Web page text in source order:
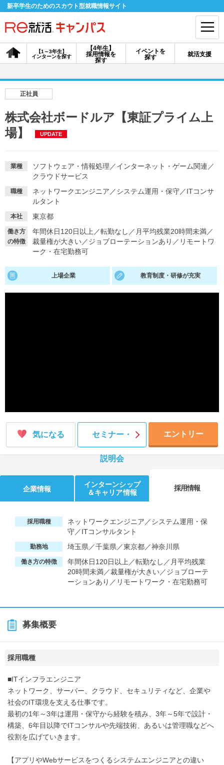
新卒学生のためのスカウト型就職情報サイト
【4年生】
採用情報を
探す
【1～3年生】
インターンを探す
イベントを
探す
就活支援
会員登録 ログイン
就活ノウハウ・サポート
就活支援 就活コラム
適職診断
あなたに合う仕事を診断！
就活チャンネル
動画で対策講座をチェック
正社員
株式会社ボードルア【東証プライム上
場】
UPDATE
業種 ソフトウェア・情報処理 ／インターネット・ゲーム関連 ／
クラウドサービス
職種 ネットワークエンジニア ／システム運用・保守／ITコンサ
ルタント
本社 東京都
働き方
の特徴
年間休日120日以上 ／転勤なし ／ 月平均残業20時間未満／
裁量権が大きい／ジョブローテーションあり ／ リモートワ
ーク・在宅勤務可
上場企業 教育制度・研修が充実
気になる セミナー・
説明会
エントリー
企業情報
インターンシップ
＆キャリア情報
採用情報
採用職種
ネットワークエンジニア／システム運用・保
守／ITコンサルタント
勤務地 埼玉県／千葉県／東京都／神奈川県
働き方の特徴
年間休日120日以上／転勤なし／月平均残業
20時間未満／裁量権が大きい／ジョブローテ
ーションあり／リモートワーク・在宅勤務可
募集概要
採用職種
■ITインフラエンジニア
ネットワーク、サーバー、クラウド、セキュリティなど、企業や
社会のIT環境を支える仕事です。
最初の1年～3年は運用・保守から経験を積み、3年～5年で設計・
構築、6年目以降でITコンサルや先端技術、あるいは管理職などへ
役割を広げていきます。
【アプリやWebサービスをつくるシステムエンジニアとの違い